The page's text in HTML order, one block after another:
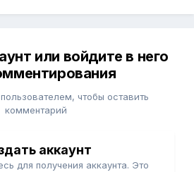
или войдите в него
чтобы оставить
комментарий
аккаунт
для получения аккаунта. Это